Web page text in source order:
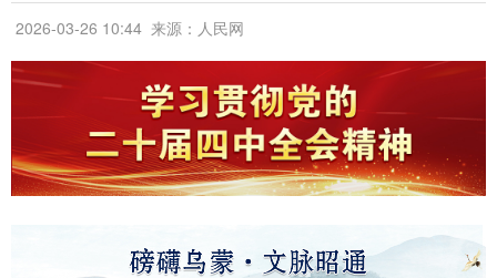
2026-03-26 10:44 来源：人民网